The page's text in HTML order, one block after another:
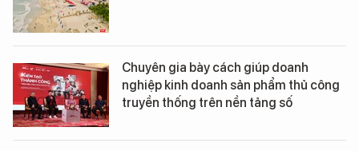
Chuyên gia bày cách giúp doanh
nghiệp kinh doanh sản phẩm thủ công
truyền thống trên nền tảng số